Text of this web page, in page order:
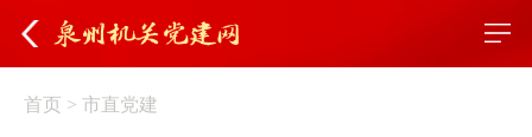
首页 >市直党建